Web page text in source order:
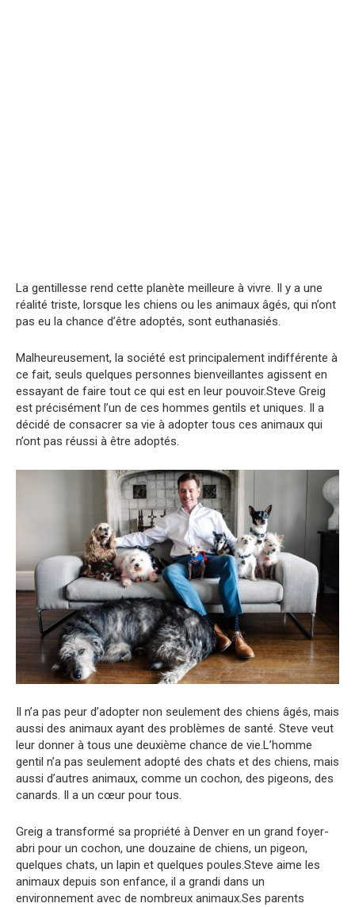
La gentillesse rend cette planète meilleure à vivre. Il y a une
réalité triste, lorsque les chiens ou les animaux âgés, qui n’ont
pas eu la chance d’être adoptés, sont euthanasiés.
Malheureusement, la société est principalement indifférente à
ce fait, seuls quelques personnes bienveillantes agissent en
essayant de faire tout ce qui est en leur pouvoir.Steve Greig
est précisément l’un de ces hommes gentils et uniques. Il a
décidé de consacrer sa vie à adopter tous ces animaux qui
n’ont pas réussi à être adoptés.
Il n’a pas peur d’adopter non seulement des chiens âgés, mais
aussi des animaux ayant des problèmes de santé. Steve veut
leur donner à tous une deuxième chance de vie.L’homme
gentil n’a pas seulement adopté des chats et des chiens, mais
aussi d’autres animaux, comme un cochon, des pigeons, des
canards. Il a un cœur pour tous.
Greig a transformé sa propriété à Denver en un grand foyer-
abri pour un cochon, une douzaine de chiens, un pigeon,
quelques chats, un lapin et quelques poules.Steve aime les
animaux depuis son enfance, il a grandi dans un
environnement avec de nombreux animaux.Ses parents